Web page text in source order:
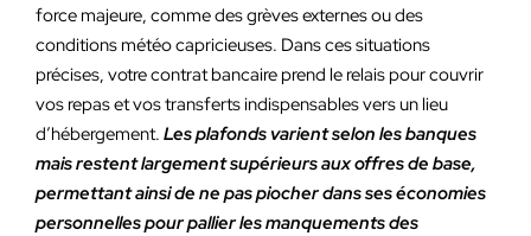
force majeure, comme des grèves externes ou des
conditions météo capricieuses. Dans ces situations
précises, votre contrat bancaire prend le relais pour couvrir
vos repas et vos transferts indispensables vers un lieu
d’hébergement. Les plafonds varient selon les banques
mais restent largement supérieurs aux offres de base,
permettant ainsi de ne pas piocher dans ses économies
personnelles pour pallier les manquements des